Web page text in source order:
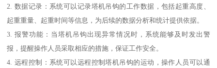
2. 数据记录：系统可以记录塔机吊钩的工作数据，包括起重高度、
起重重量、起重时间等信息，为后续的数据分析和统计提供依据。
3. 报警功能：当塔机吊钩出现异常情况时，系统能够及时发出警
报，提醒操作人员采取相应的措施，保证工作安全。
4. 远程控制：系统可以远程控制塔机吊钩的运动，操作人员可以通